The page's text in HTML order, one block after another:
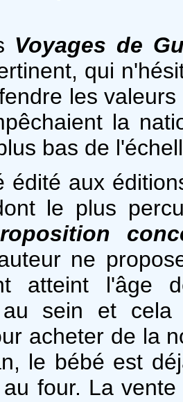
Voyages de
qui
les
la
bas de
édité aux
le plus
ne
atteint l'âge
au sein et
acheter de la
le bébé est
four. La